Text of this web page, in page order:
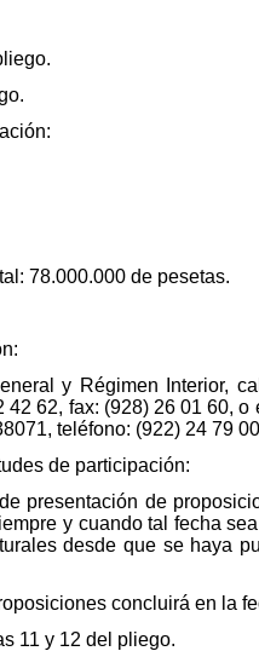
78.000.000 de pesetas.
y Régimen Interior,
62, fax: (928) 26 01 60,
teléfono: (922) 24 79
de participación:
presentación de
y cuando tal fecha
desde que se haya
concluirá en la
11 y 12 del pliego.